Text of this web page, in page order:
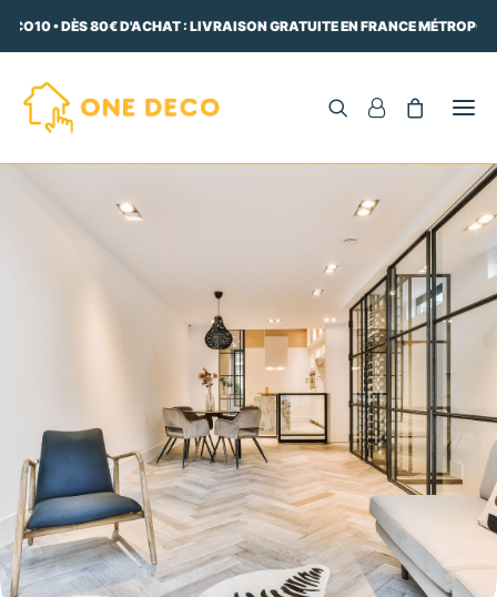
• DÈS 80€ D'ACHAT : LIVRAISON GRATUITE EN FRANCE